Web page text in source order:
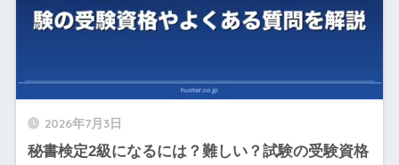
2026年7月3日
秘書検定2級になるには？難しい？試験の受験資格